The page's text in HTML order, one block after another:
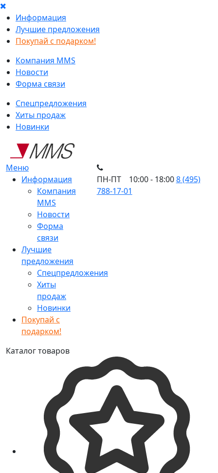
Информация
Лучшие предложения
Покупай с подарком!
Компания MMS
Новости
Форма связи
Спецпредложения
Хиты продаж
Новинки
Меню
Информация
Компания
MMS
Новости
Форма
связи
Лучшие
предложения
Спецпредложения
Хиты
продаж
Новинки
Покупай с
подарком!
ПН-ПТ 10:00 - 18:008 (495)
788-17-01
Каталог товаров